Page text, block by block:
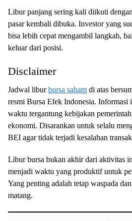
Libur panjang sering kali diikuti
pasar kembali dibuka. Investor yang
bisa lebih cepat mengambil langkah,
keluar dari posisi.
Disclaimer
Jadwal liburbursa saham di atas
resmi Bursa Efek Indonesia. Informasi
waktu tergantung kebijakan
ekonomi. Disarankan untuk selalu
BEI agar tidak terjadi kesalahan
Libur bursa bukan akhir dari aktivitas
menjadi waktu yang produktif untuk
Yang penting adalah tetap waspada
matang.